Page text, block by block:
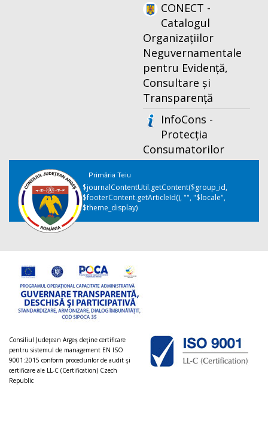
CONECT -
Catalogul
Organizațiilor
Neguvernamentale
pentru Evidență,
Consultare și
Transparență
InfoCons -
Protecția
Consumatorilor
Primăria Teiu
$journalContentUtil.getContent($group_id,
$footerContent.getArticleId(), "", "$locale",
$theme_display)
Consiliul Judeţean Argeș deţine certificare
pentru sistemul de management EN ISO
9001:2015 conform procedurilor de audit şi
certificare ale LL-C (Certification) Czech
Republic